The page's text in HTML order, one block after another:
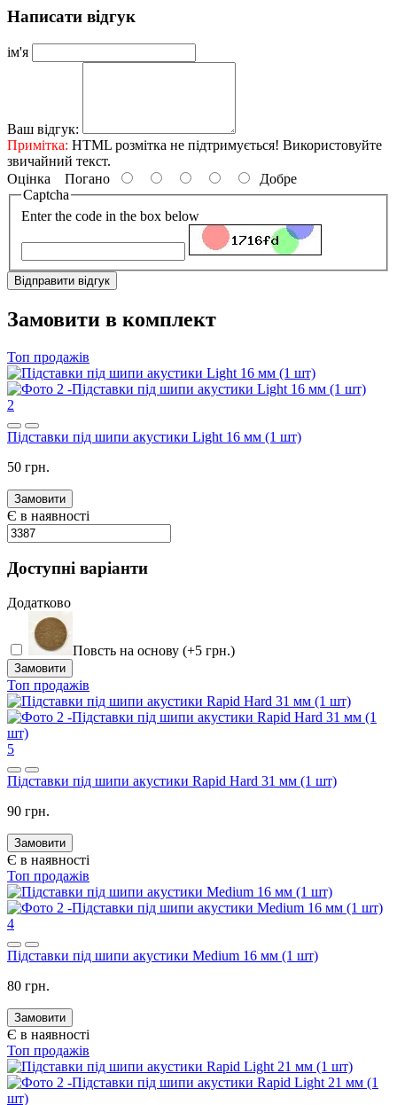
Написати відгук
ім'я
Ваш відгук:
Примітка: HTML розмітка не підтримується! Використовуйте
звичайний текст.
Оцінка Погано
Добре
Captcha
Enter the code in the box below
Відправити відгук
Замовити в комплект
Топ продажів
2
Підставки під шипи акустики Light 16 мм (1 шт)
50 грн.
Замовити
Є в наявності
Доступні варіанти
Додатково
Повсть на основу (+5 грн.)
Замовити
Топ продажів
5
Підставки під шипи акустики Rapid Hard 31 мм (1 шт)
90 грн.
Замовити
Є в наявності
Топ продажів
4
Підставки під шипи акустики Medium 16 мм (1 шт)
80 грн.
Замовити
Є в наявності
Топ продажів